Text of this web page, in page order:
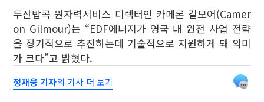
두산밥콕 원자력서비스 디렉터인 카메론 길모어(Camer
on Gilmour)는 “EDF에너지가 영국 내 원전 사업 전략
을 장기적으로 추진하는데 기술적으로 지원하게 돼 의미
가 크다”고 밝혔다.
정재웅 기자의 기사 더 보기